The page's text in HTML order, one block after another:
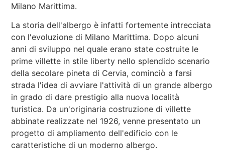
Milano Marittima.
La storia dell'albergo è infatti fortemente intrecciata
con l'evoluzione di Milano Marittima. Dopo alcuni
anni di sviluppo nel quale erano state costruite le
prime villette in stile liberty nello splendido scenario
della secolare pineta di Cervia, cominciò a farsi
strada l'idea di avviare l'attività di un grande albergo
in grado di dare prestigio alla nuova località
turistica. Da un'originaria costruzione di villette
abbinate realizzate nel 1926, venne presentato un
progetto di ampliamento dell'edificio con le
caratteristiche di un moderno albergo.